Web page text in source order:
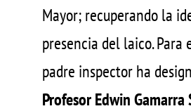
Mayor; recuperando la
presencia del laico. Para
padre inspector ha
Profesor Edwin